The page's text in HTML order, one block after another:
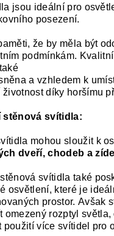
jsou ideální pro
posezení.
že by měla být
podmínkám.
a vzhledem k
životnost díky horšímu
stěnová svítidla:
mohou sloužit k
dveří, chodeb a
svítidla také
osvětlení, které je
prostor. Avšak
omezený rozptyl světla,
použití více svítidel pro